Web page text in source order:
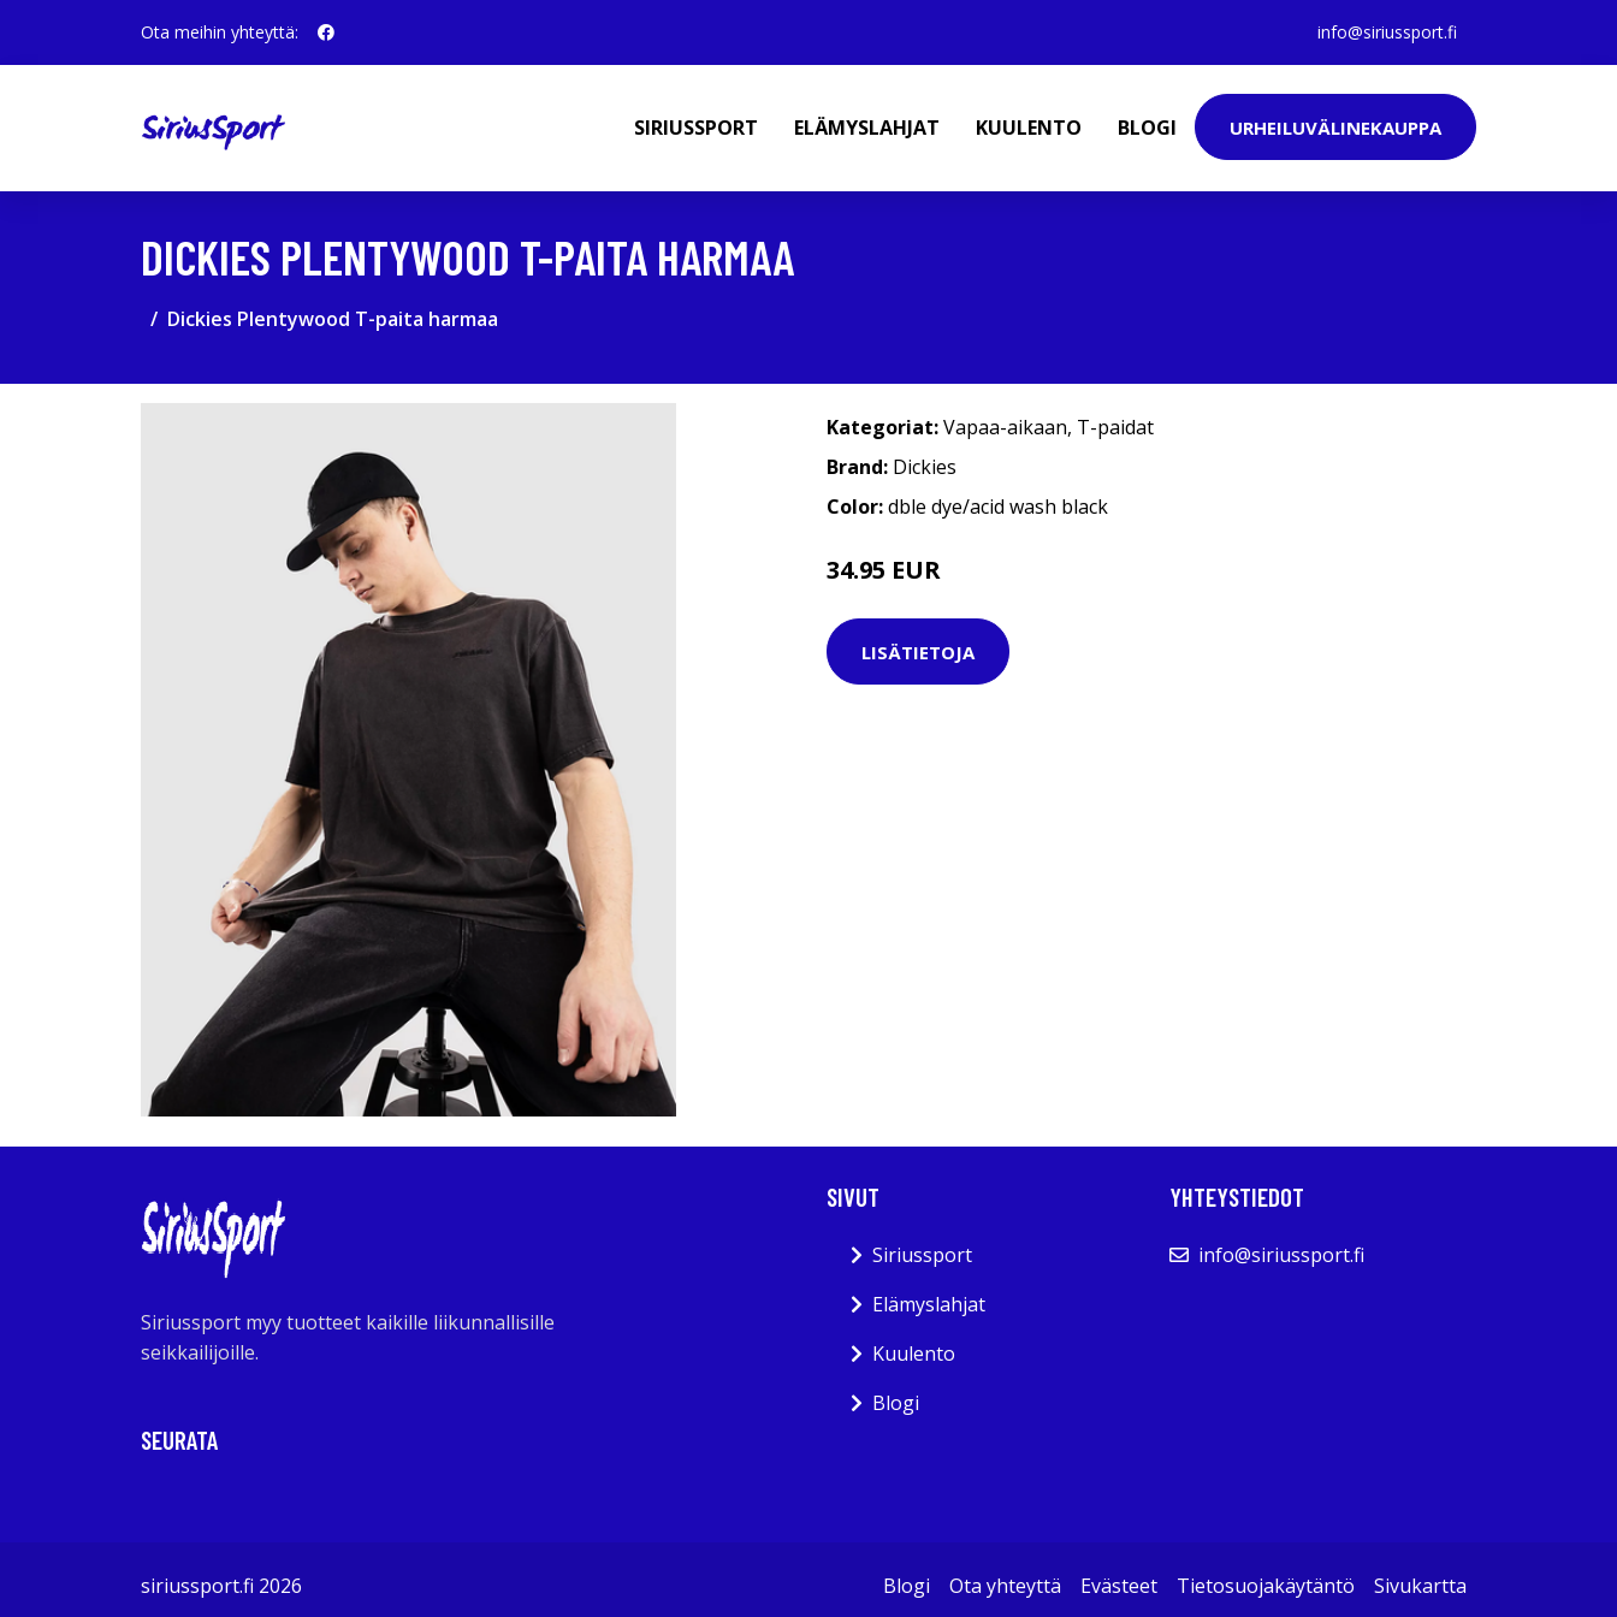
Ota meihin yhteyttä: info@siriussport.fi
SIRIUSSPORT ELÄMYSLAHJAT KUULENTO BLOGI URHEILUVÄLINEKAUPPA
DICKIES PLENTYWOOD T-PAITA HARMAA
Dickies Plentywood T-paita harmaa
Kategoriat:Vapaa-aikaan, T-paidat
Brand: Dickies
Color:dble dye/acid wash black
34.95 EUR
LISÄTIETOJA
Siriussport myy tuotteet kaikille liikunnallisille
seikkailijoille.
SEURATA
SIVUT
Siriussport
Elämyslahjat
Kuulento
Blogi
YHTEYSTIEDOT
info@siriussport.fi
siriussport.fi 2026 Blogi Ota yhteyttä Evästeet Tietosuojakäytäntö Sivukartta